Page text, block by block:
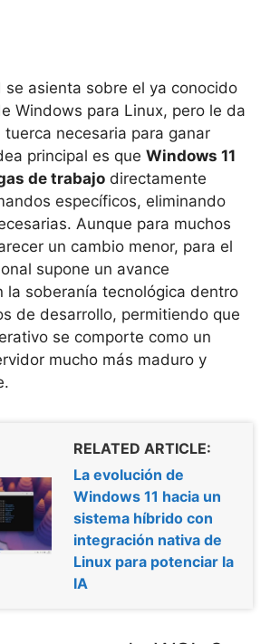
se asienta sobre el ya conocido
Windows para Linux, pero le da
necesaria para ganar
principal es que Windows 11
de trabajo directamente
específicos, eliminando
Aunque para muchos
un cambio menor, para el
supone un avance
la soberanía tecnológica dentro
de desarrollo, permitiendo que
se comporte como un
mucho más maduro y
RELATED ARTICLE:
La evolución de
Windows 11 hacia un
sistema híbrido con
integración nativa de
Linux para potenciar la
IA